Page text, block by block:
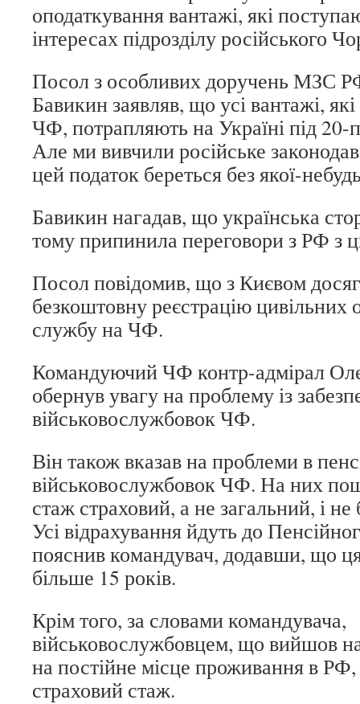
оподаткування вантажі, які
інтересах підрозділу російського
Посол з особливих доручень МЗС
Бавикин заявляв, що усі вантажі,
ЧФ, потрапляють на Україні під 20-
Але ми вивчили російське
цей податок береться без якої-
Бавикин нагадав, що українська
тому припинила переговори з РФ з
Посол повідомив, що з Києвом
безкоштовну реєстрацію цивільних
службу на ЧФ.
Командуючий ЧФ контр-адмірал
обернув увагу на проблему із
військовослужбовок ЧФ.
Він також вказав на проблеми в
військовослужбовок ЧФ. На них
стаж страховий, а не загальний, і не
Усі відрахування йдуть до
пояснив командувач, додавши, що
більше 15 років.
Крім того, за словами командувача,
військовослужбовцем, що вийшов
на постійне місце проживання в РФ,
страховий стаж.